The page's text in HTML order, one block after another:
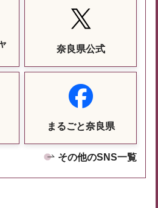
奈良県公式
まるごと奈良県
その他のSNS一覧